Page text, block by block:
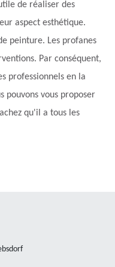
de réaliser des
aspect esthétique.
peinture. Les profanes
Par conséquent,
professionnels en la
pouvons vous proposer
qu'il a tous les